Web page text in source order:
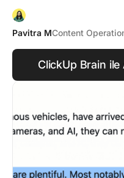
Pavitra MContent
ClickUp Brain